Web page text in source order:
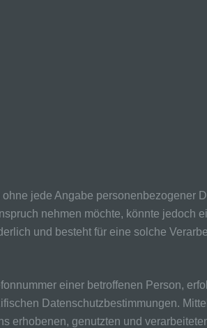
jede Angabe personenbezogener
nehmen möchte, könnte jedoch
und besteht für eine solche
einer betroffenen Person,
Datenschutzbestimmungen.
erhobenen, genutzten und